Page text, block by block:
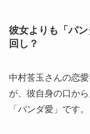
彼女よりも「パ
回し？
中村莟玉さんの恋
が、彼自身の口か
「パンダ愛」です。